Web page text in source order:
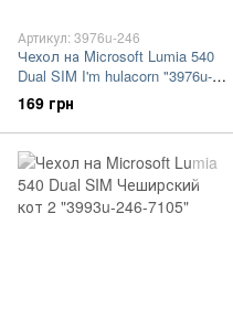
Артикул: 3976u-246
Чехол на Microsoft Lumia 540
Dual SIM I'm hulacorn "3976u-
246-7105"
169 грн